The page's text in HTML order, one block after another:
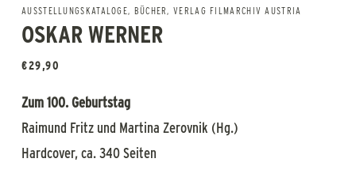
AUSSTELLUNGSKATALOGE, BÜCHER,VERLAG FILMARCHIV AUSTRIA
OSKAR WERNER
€29,90
Zum 100. Geburtstag
Raimund Fritz und Martina Zerovnik (Hg.)
Hardcover, ca. 340 Seiten